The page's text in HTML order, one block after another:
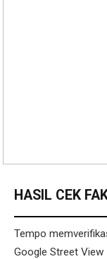
HASIL CEK
Tempo
Google Street View